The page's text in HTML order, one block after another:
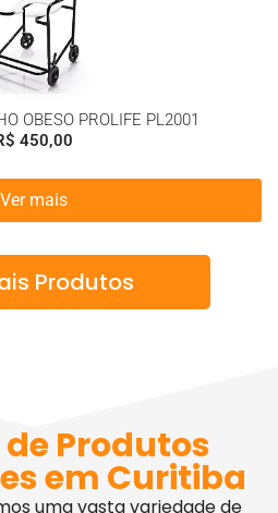
OBESO PROLIFE PL2001
450,00
Ver mais
Produtos
de Produtos
em Curitiba
uma vasta variedade de